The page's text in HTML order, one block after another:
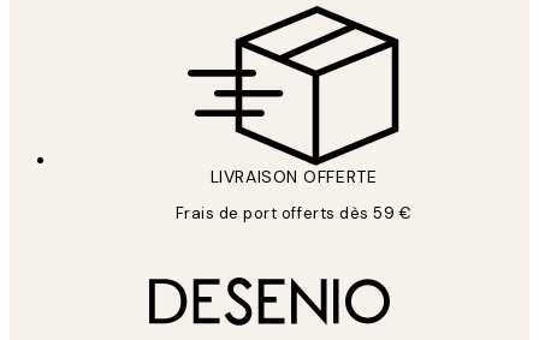
LIVRAISON OFFERTE
Frais de port offerts dès 59 €